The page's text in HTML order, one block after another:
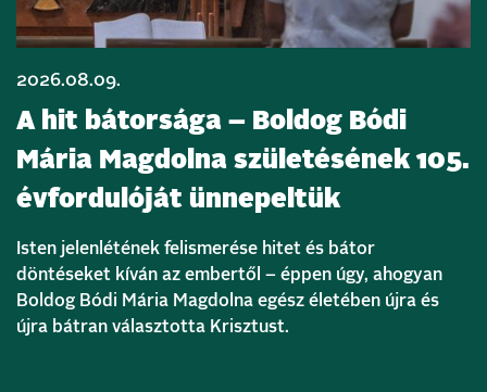
2026.08.09.
A hit bátorsága – Boldog Bódi
Mária Magdolna születésének 105.
évfordulóját ünnepeltük
Isten jelenlétének felismerése hitet és bátor
döntéseket kíván az embertől – éppen úgy, ahogyan
Boldog Bódi Mária Magdolna egész életében újra és
újra bátran választotta Krisztust.